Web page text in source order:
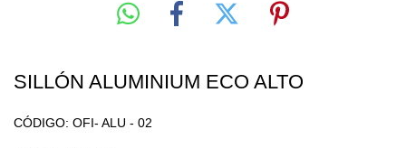
SILLÓN ALUMINIUM ECO ALTO
CÓDIGO: OFI- ALU - 02